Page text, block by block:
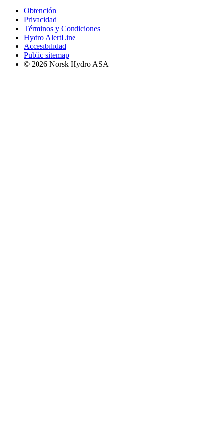
Obtención
Privacidad
Términos y Condiciones
Hydro AlertLine
Accesibilidad
Public sitemap
© 2026 Norsk Hydro ASA